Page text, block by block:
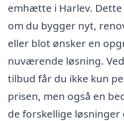
emhætte i Harlev.
om du bygger nyt,
eller blot ønsker en
nuværende løsning.
tilbud får du ikke kun
prisen, men også en
de forskellige